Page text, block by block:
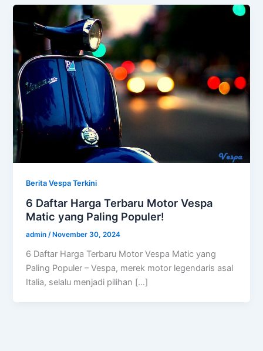
Berita Vespa Terkini
6 Daftar Harga Terbaru Motor Vespa
Matic yang Paling Populer!
admin/ November 30, 2024
6 Daftar Harga Terbaru Motor Vespa Matic yang
Paling Populer – Vespa, merek motor legendaris asal
Italia, selalu menjadi pilihan […]